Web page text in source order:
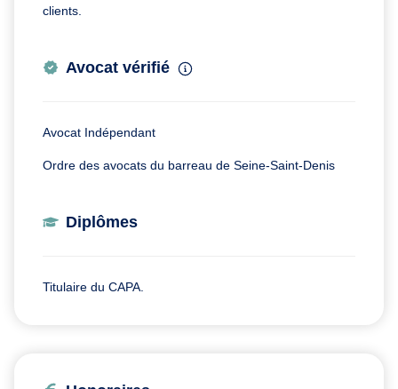
clients.
Avocat vérifié
Avocat Indépendant
Ordre des avocats du barreau de Seine-Saint-Denis
Diplômes
Titulaire du CAPA.